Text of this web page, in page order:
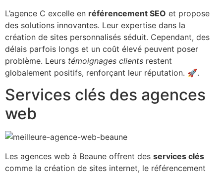
L’agence C excelle en référencement SEO et propose
des solutions innovantes. Leur expertise dans la
création de sites personnalisés séduit. Cependant, des
délais parfois longs et un coût élevé peuvent poser
problème. Leurs témoignages clients restent
globalement positifs, renforçant leur réputation. 🚀.
Services clés des agences
web
Les agences web à Beaune offrent des services clés
comme la création de sites internet, le référencement